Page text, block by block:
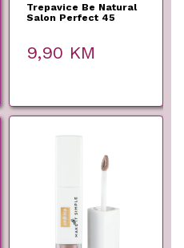
Trepavice Be Natural
Salon Perfect 45
9,90 KM